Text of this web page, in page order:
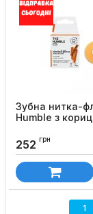
Зубна нитка-
Humble з
252 грн
1